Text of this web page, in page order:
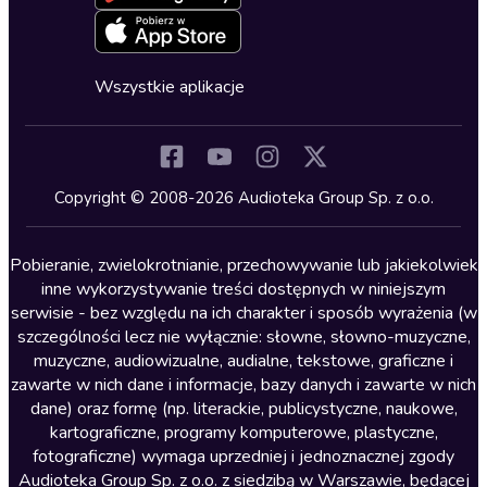
Kryminały
Lektury szkolne
Literatura anglojęzyczna
Literatura faktu
Literatura obyczajowa
Literatura piękna obca
Literatura piękna polska
Nagrania relaksacyjne
Zapowiedzi
Cykle audiobooków
Wszystkie aplikacje
Copyright © 2008-2026 Audioteka Group Sp. z o.o.
Pobieranie, zwielokrotnianie, przechowywanie lub jakiekolwiek
inne wykorzystywanie treści dostępnych w niniejszym
serwisie - bez względu na ich charakter i sposób wyrażenia (w
szczególności lecz nie wyłącznie: słowne, słowno-muzyczne,
muzyczne, audiowizualne, audialne, tekstowe, graficzne i
zawarte w nich dane i informacje, bazy danych i zawarte w nich
dane) oraz formę (np. literackie, publicystyczne, naukowe,
kartograficzne, programy komputerowe, plastyczne,
fotograficzne) wymaga uprzedniej i jednoznacznej zgody
Audioteka Group Sp. z o.o. z siedzibą w Warszawie, będącej